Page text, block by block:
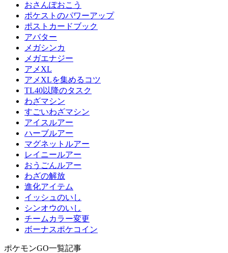
おさんぽおこう
ポケストのパワーアップ
ポストカードブック
アバター
メガシンカ
メガエナジー
アメXL
アメXLを集めるコツ
TL40以降のタスク
わざマシン
すごいわざマシン
アイスルアー
ハーブルアー
マグネットルアー
レイニールアー
おうごんルアー
わざの解放
進化アイテム
イッシュのいし
シンオウのいし
チームカラー変更
ボーナスポケコイン
ポケモンGO一覧記事